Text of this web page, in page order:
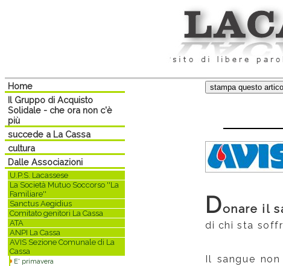
Home
Il Gruppo di Acquisto
Solidale - che ora non c'è
più
succede a La Cassa
cultura
Dalle Associazioni
U.P.S. Lacassese
La Società Mutuo Soccorso ''La
Familiare''
Sanctus Aegidius
Comitato genitori La Cassa
ATA
ANPI La Cassa
AVIS Sezione Comunale di La
Cassa
E' primavera
Donare il
di chi sta
Il sangue